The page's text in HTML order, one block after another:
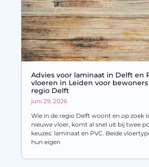
Advies voor laminaat in Delft en
vloeren in Leiden voor
regio Delft
juni 29, 2026
Wie in de regio Delft woont en op zoek
nieuwe vloer, komt al snel uit bij twee
keuzes: laminaat en PVC. Beide
hun eigen